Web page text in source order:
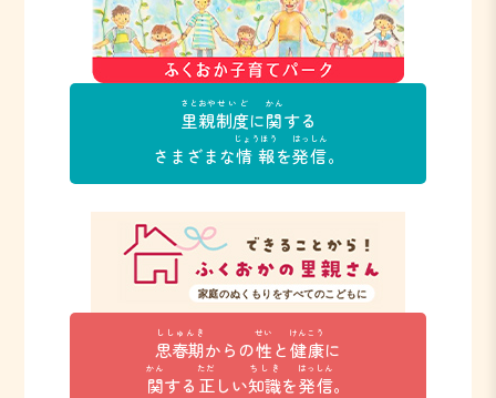
里親
さとおや
制度
せいど
に関
かん
する
さまざまな情報
じょうほう
を発信
はっしん
。
思春期
ししゅんき
からの性
せい
と健康
けんこう
に
関
かん
する 正
ただ
しい知識
ちしき
を発信
はっしん
。